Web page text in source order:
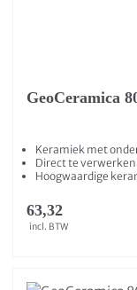
GeoCeramica
Keramiek met
Direct te verwerken
Hoogwaardige
63,32
incl. BTW